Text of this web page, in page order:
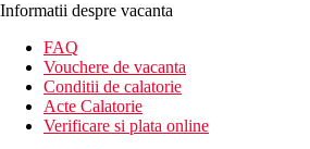
Informatii despre vacanta
FAQ
Vouchere de vacanta
Conditii de calatorie
Acte Calatorie
Verificare si plata online